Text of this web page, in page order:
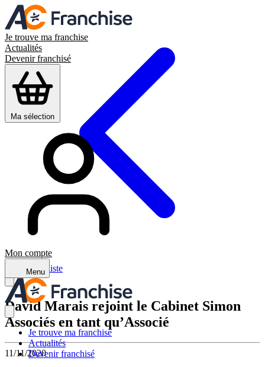
Je trouve ma franchise
Actualités
Devenir franchisé
Ma sélection
Mon compte
Menu
Je trouve ma franchise
Actualités
Devenir franchisé
Retour à la liste
David Marais rejoint le Cabinet Simon
Associés en tant qu’Associé
11/11/2020